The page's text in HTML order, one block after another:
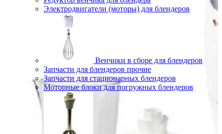
Электродвигатели (моторы) для блендеров
Венчики в сборе для блендеров
Запчасти для блендеров прочие
Запчасти для стационарных блендеров
Моторные блоки для погружных блендеров